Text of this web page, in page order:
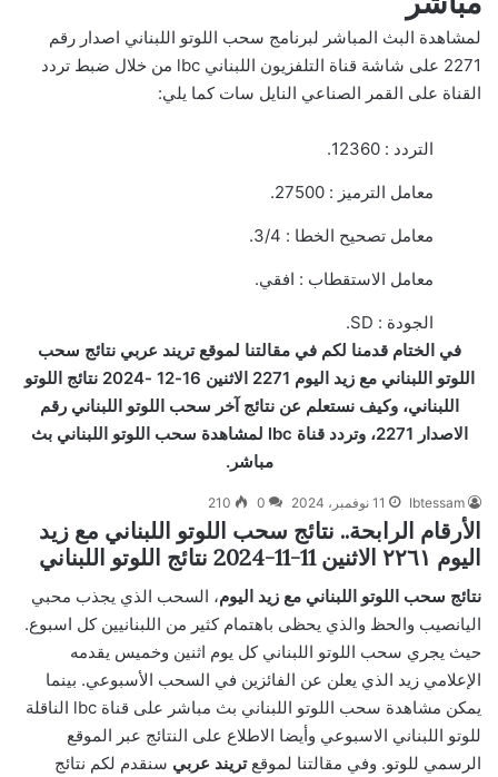
لمشاهدة البث المباشر لبرنامج سحب اللوتو اللبناني اصدار رقم
2271 على شاشة قناة التلفزيون اللبناني lbc من خلال ضبط تردد
القناة على القمر الصناعي النايل سات كما يلي:
التردد : 12360.
معامل الترميز : 27500.
معامل تصحيح الخطا : 3/4.
معامل الاستقطاب : افقي.
الجودة : SD.
في الختام قدمنا لكم في مقالتنا لموقع تريند عربي نتائج سحب
اللوتو اللبناني مع زيد اليوم 2271 الاثنين 16-12 -2024 نتائج اللوتو
اللبناني، وكيف نستعلم عن نتائج آخر سحب اللوتو اللبناني رقم
الاصدار 2271، وتردد قناة lbc لمشاهدة سحب اللوتو اللبناني بث
مباشر.
Ibtessam 11 نوفمبر، 2024 0
210
الأرقام الرابحة.. نتائج سحب اللوتو اللبناني مع زيد
اليوم ٢٢٦١ الاثنين 11-11-2024 نتائج اللوتو اللبناني
نتائج سحب اللوتو اللبناني مع زيد اليوم، السحب الذي يجذب محبي
اليانصيب والحظ والذي يحظى باهتمام كثير من اللبنانيين كل اسبوع.
حيث يجري سحب اللوتو اللبناني كل يوم اثنين وخميس يقدمه
الإعلامي زيد الذي يعلن عن الفائزين في السحب الأسبوعي. بينما
يمكن مشاهدة سحب اللوتو اللبناني بث مباشر على قناة lbc الناقلة
للوتو اللبناني الاسبوعي وأيضا الاطلاع على النتائج عبر الموقع
الرسمي للوتو. وفي مقالتنا لموقعتريند عربي سنقدم لكم نتائج